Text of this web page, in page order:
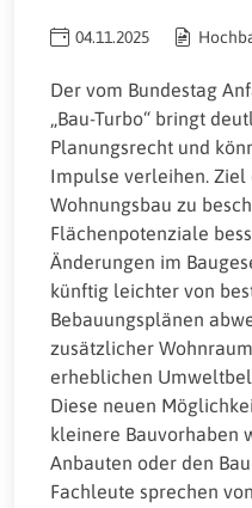
04.11.2025
Der vom Bundestag
„Bau-Turbo“ bringt
Planungsrecht und
Impulse verleihen. Ziel
Wohnungsbau zu
Flächenpotenziale
Änderungen im
künftig leichter von
Bebauungsplänen
zusätzlicher
erheblichen
Diese neuen
kleinere Bauvorhaben
Anbauten oder den
Fachleute sprechen